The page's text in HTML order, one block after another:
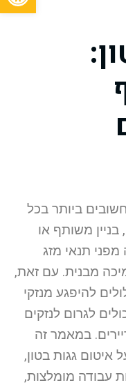
ביותר בכל
משותף או
תנאי מזג
מבנית. עם זאת,
להיפגע מנזקי
לגרום לנזקים
במאמר זה
גגות בטון,
עבודה מומלצות,